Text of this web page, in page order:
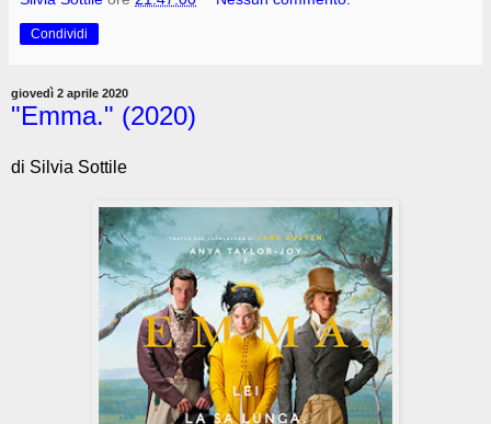
Condividi
giovedì 2 aprile 2020
"Emma." (2020)
di Silvia Sottile